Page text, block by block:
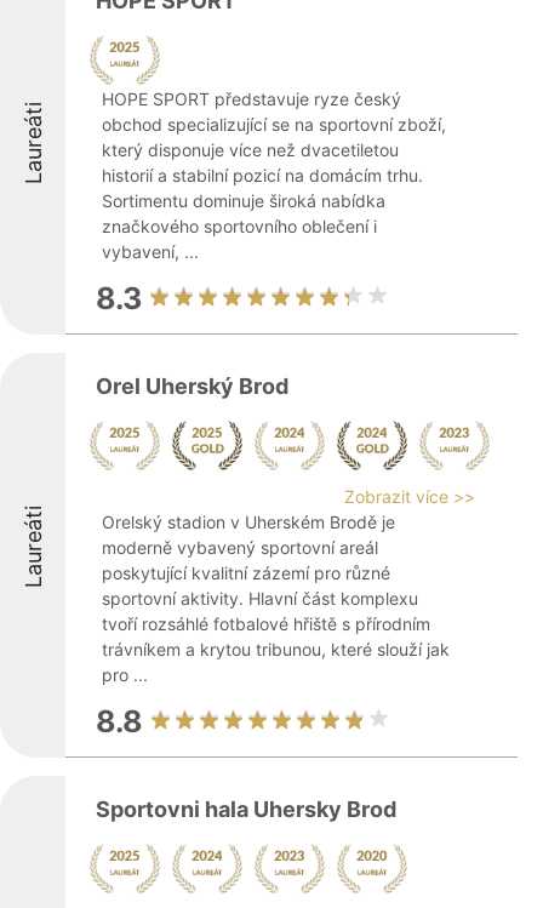
Laureáti
HOPE SPORT představuje ryze český
obchod specializující se na sportovní zboží,
který disponuje více než dvacetiletou
historií a stabilní pozicí na domácím trhu.
Sortimentu dominuje široká nabídka
značkového sportovního oblečení i
vybavení, ...
8.3
Laureáti
Orel Uherský Brod
Zobrazit více >>
Orelský stadion v Uherském Brodě je
moderně vybavený sportovní areál
poskytující kvalitní zázemí pro různé
sportovní aktivity. Hlavní část komplexu
tvoří rozsáhlé fotbalové hřiště s přírodním
trávníkem a krytou tribunou, které slouží jak
pro ...
8.8
Sportovni hala Uhersky Brod